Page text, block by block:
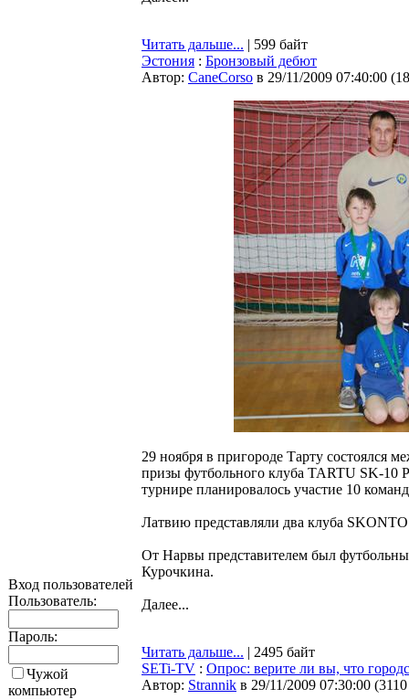
Вход пользователей
Пользователь:
Пароль:
Чужой
компьютер
Читать дальше... | 599 байт
Эстония : Бронзовый дебют
Автор: CaneCorso в 29/11/2009 07:40:00 (
29 ноября в пригороде Тарту состоялся
призы футбольного клуба TARTU SK-10
турнире планировалось участие 10
Латвию представляли два клуба
От Нарвы представителем был
Курочкина.
Далее...
Читать дальше... | 2495 байт
SETi-TV : Опрос: верите ли вы, что
Автор: Strannik в 29/11/2009 07:30:00 (